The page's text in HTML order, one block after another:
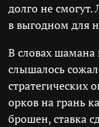
долго не
в выгодном для
В словах шамана
слышалось
орков на грань
брошен, ставка